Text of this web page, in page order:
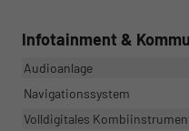
Infotainment &
Audioanlage
Navigationssystem
Volldigitales